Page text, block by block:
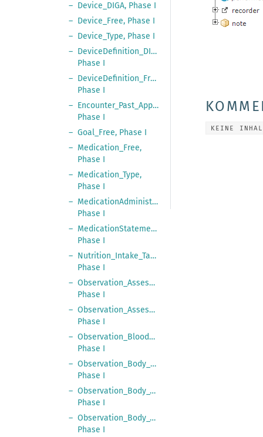
Device_DIGA, Phase I
Device_Free, Phase I
Device_Type, Phase I
DeviceDefinition_DIGA,
Phase I
DeviceDefinition_Free,
Phase I
Encounter_Past_Appointment,
Phase I
Goal_Free, Phase I
Medication_Free,
Phase I
Medication_Type,
Phase I
Phase I
MedicationStatement_Medication_Request_Free,
Phase I
Nutrition_Intake_Taken,
Phase I
Observation_Assessment_Scale,
Phase I
Observation_Assessment_Score_Free,
Phase I
Observation_Blood_Pressure,
Phase I
Observation_Body_Height,
Phase I
Observation_Body_Temperature,
Phase I
Observation_Body_Weight,
Phase I
KEINE